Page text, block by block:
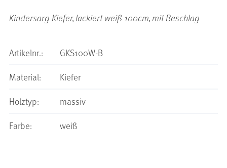
Kindersarg Kiefer, lackiert weiß 100cm, mit Beschlag
Artikelnr.:
GKS100W-B
Material:
Kiefer
Holztyp:
massiv
Farbe:
weiß